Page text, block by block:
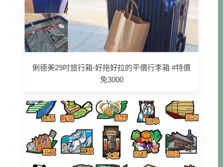
俐德美29吋旅行箱-好拖好拉的平價行李箱 #特價
免3000